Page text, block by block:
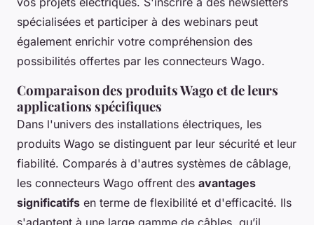
spécialisées et participer à des webinars peut
également enrichir votre compréhension des
possibilités offertes par les connecteurs Wago.
Comparaison des produits Wago et de leurs
applications spécifiques
Dans l'univers des installations électriques, les
produits Wago se distinguent par leur sécurité et leur
fiabilité. Comparés à d'autres systèmes de câblage,
les connecteurs Wago offrent des avantages
significatifs en terme de flexibilité et d'efficacité. Ils